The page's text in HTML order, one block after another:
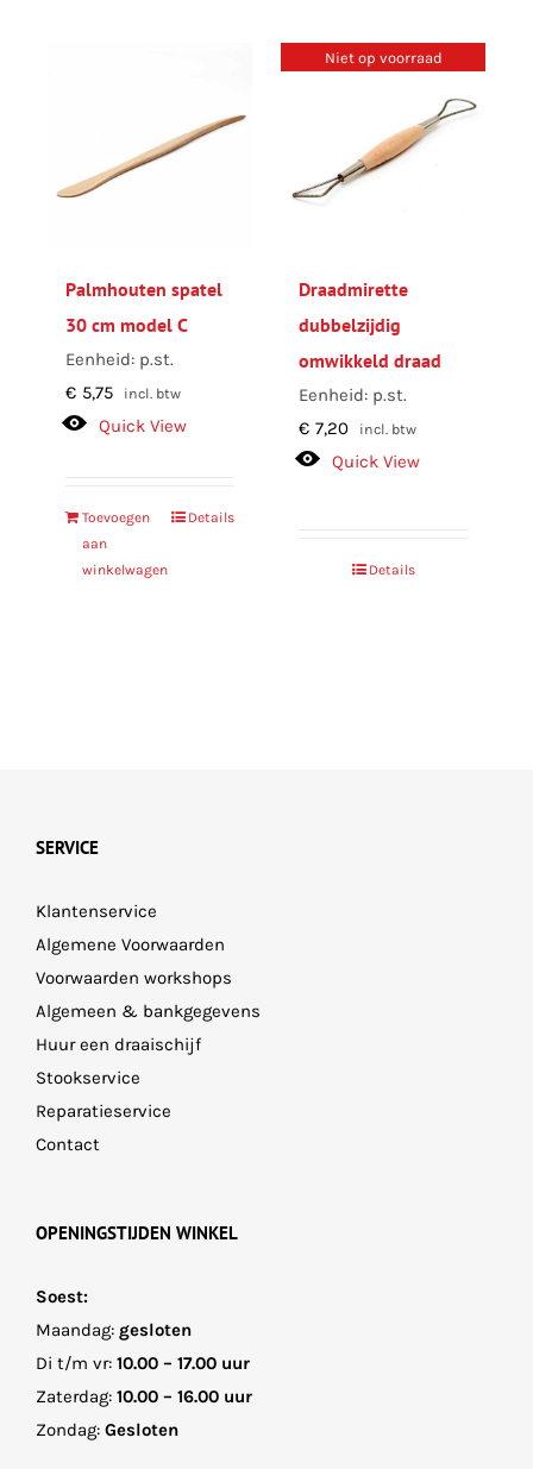
Palmhouten spatel
30 cm model C
Eenheid: p.st.
€ 5,75 incl. btw
Quick View
Toevoegen
aan
winkelwagen
Details
Niet op voorraad
Draadmirette
dubbelzijdig
omwikkeld draad
Eenheid: p.st.
€ 7,20 incl. btw
Quick View
Details
SERVICE
Klantenservice
Algemene Voorwaarden
Voorwaarden workshops
Algemeen & bankgegevens
Huur een draaischijf
Stookservice
Reparatieservice
Contact
OPENINGSTIJDEN WINKEL
Soest:
Maandag: gesloten
Di t/m vr: 10.00 – 17.00 uur
Zaterdag: 10.00 – 16.00 uur
Zondag: Gesloten